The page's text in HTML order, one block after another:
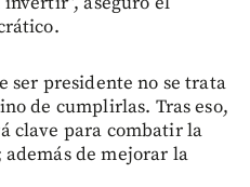
ser presidente no se trata
de cumplirlas. Tras eso,
clave para combatir la
de mejorar la